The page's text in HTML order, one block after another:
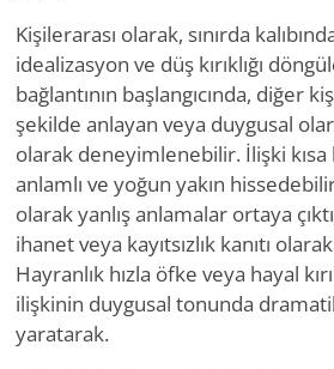
Kişilerarası olarak, sınırda
idealizasyon ve düş kırıklığı
bağlantının başlangıcında, diğer
şekilde anlayan veya duygusal
olarak deneyimlenebilir. İlişki
anlamlı ve yoğun yakın
olarak yanlış anlamalar ortaya
ihanet veya kayıtsızlık kanıtı
Hayranlık hızla öfke veya hayal
ilişkinin duygusal tonunda
yaratarak.